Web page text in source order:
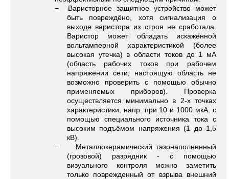
− Варисторное защитное устройство может
быть повреждёно, хотя сигнализация о
выходе варистора из строя не сработала.
Варистор может обладать искажённой
вольтамперной характеристикой (более
высокая утечка) в области токов до 1 мA
(область рабочих токов при рабочем
напряжении сети; настоящую область не
возможно проверить с помощью обычно
применяемых приборов). Проверка
осуществляется минимально в 2-х точках
характеристики, напр. при 10 и 1000 мкА, с
помощью специального источника тока с
высоким подъёмом напряжения (1 до 1,5
кВ).
− Металлокерамический газонаполненный
(грозовой) разрядник - с помощью
визуального контроля можно заметить
только поврежденный от взрыва внешний